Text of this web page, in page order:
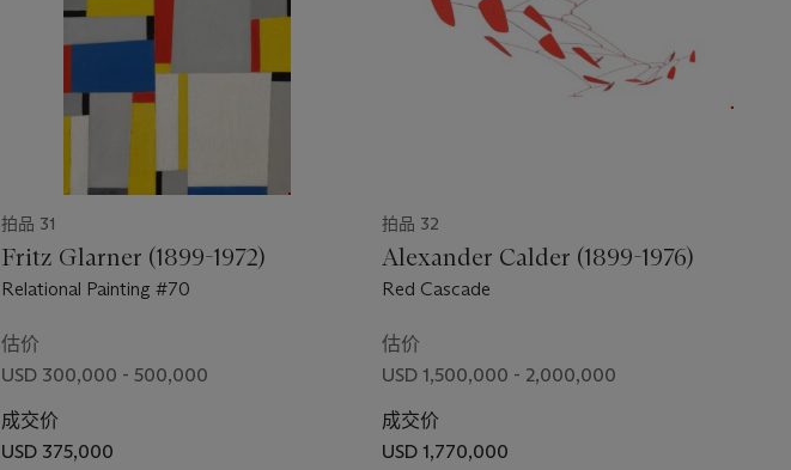
拍品 31
Fritz Glarner (1899-1972)
Relational Painting #70
估价
USD 300,000 - 500,000
成交价
USD 375,000
拍品 32
Alexander Calder (1899-1976)
Red Cascade
估价
USD 1,500,000 - 2,000,000
成交价
USD 1,770,000